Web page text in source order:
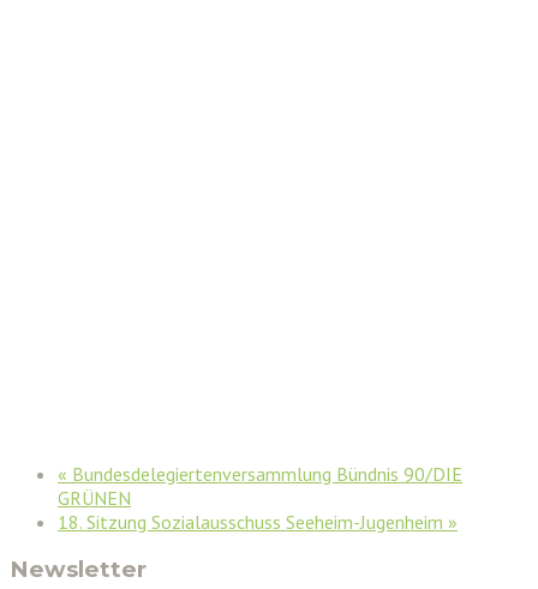
« Bundesdelegiertenversammlung Bündnis 90/DIE
GRÜNEN
18. Sitzung Sozialausschuss Seeheim-Jugenheim »
Newsletter